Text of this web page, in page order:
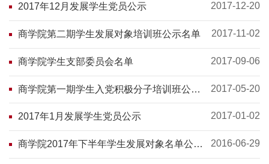
2017年12月发展学生党员公示 2017-12-20
商学院第二期学生发展对象培训班公示名单 2017-11-02
商学院学生支部委员会名单 2017-09-06
商学院第一期学生入党积极分子培训班公示
名单
2017-05-20
2017年1月发展学生党员公示 2017-01-02
商学院2017年下半年学生发展对象名单公示
名单
2016-06-29